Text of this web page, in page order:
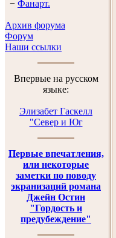
− Фанарт.
Архив форума
Форум
Наши ссылки
Впервые на русском
языке:
Элизабет Гаскелл
"Север и Юг
Первые впечатления,
или некоторые
заметки по поводу
экранизаций романа
Джейн Остин
"Гордость и
предубеждение"